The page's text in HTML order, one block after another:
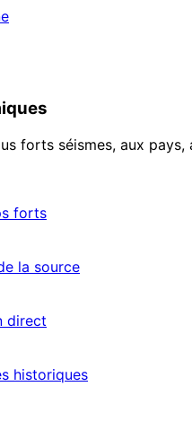
forts séismes, aux
forts
la source
direct
historiques